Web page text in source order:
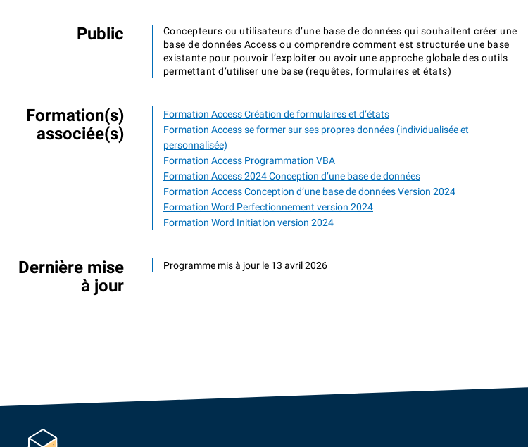
Public
Concepteurs ou utilisateurs d’une base de données qui souhaitent créer une
base de données Access ou comprendre comment est structurée une base
existante pour pouvoir l’exploiter ou avoir une approche globale des outils
permettant d’utiliser une base (requêtes, formulaires et états)
Formation(s)
associée(s)
Formation Access Création de formulaires et d’états
Formation Access se former sur ses propres données (individualisée et
personnalisée)
Formation Access Programmation VBA
Formation Access 2024 Conception d’une base de données
Formation Access Conception d’une base de données Version 2024
Formation Word Perfectionnement version 2024
Formation Word Initiation version 2024
Dernière mise
à jour
Programme mis à jour le 13 avril 2026